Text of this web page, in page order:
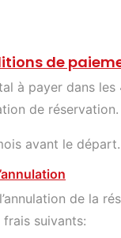
de
à payer dans
de réservation.
avant le départ.
de la
suivants: